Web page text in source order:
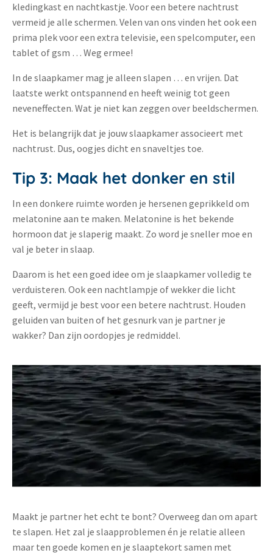
kledingkast en nachtkastje. Voor een betere nachtrust
vermeid je alle schermen. Velen van ons vinden het ook een
prima plek voor een extra televisie, een spelcomputer, een
tablet of gsm … Weg ermee!
In de slaapkamer mag je alleen slapen … en vrijen. Dat
laatste werkt ontspannend en heeft weinig tot geen
neveneffecten. Wat je niet kan zeggen over beeldschermen.
Het is belangrijk dat je jouw slaapkamer associeert met
nachtrust. Dus, oogjes dicht en snaveltjes toe.
Tip 3: Maak het donker en stil
In een donkere ruimte worden je hersenen geprikkeld om
melatonine aan te maken. Melatonine is het bekende
hormoon dat je slaperig maakt. Zo word je sneller moe en
val je beter in slaap.
Daarom is het een goed idee om je slaapkamer volledig te
verduisteren. Ook een nachtlampje of wekker die licht
geeft, vermijd je best voor een betere nachtrust. Houden
geluiden van buiten of het gesnurk van je partner je
wakker? Dan zijn oordopjes je redmiddel.
Maakt je partner het echt te bont? Overweeg dan om apart
te slapen. Het zal je slaapproblemen én je relatie alleen
maar ten goede komen en je slaaptekort samen met